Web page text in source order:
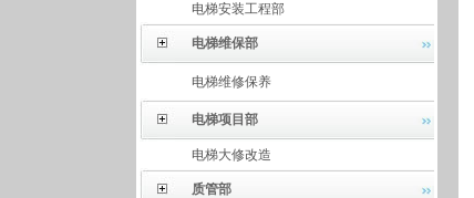
电梯安装工程部
电梯维保部
电梯维修保养
电梯项目部
电梯大修改造
质管部